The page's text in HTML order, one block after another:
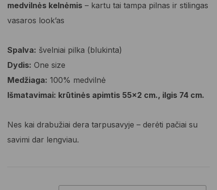
medvilnės kelnėmis – kartu tai tampa pilnas ir stilingas
vasaros look’as
Spalva: švelniai pilka (blukinta)
Dydis: One size
Medžiaga: 100% medvilnė
Išmatavimai: krūtinės apimtis 55×2 cm., ilgis 74 cm.
Nes kai drabužiai dera tarpusavyje – derėti pačiai su
savimi dar lengviau.